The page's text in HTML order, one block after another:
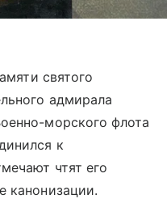
святого
адмирала
морского флота
к
чтят его
канонизации.